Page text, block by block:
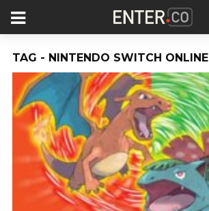
TAG - NINTENDO SWITCH ONLINE